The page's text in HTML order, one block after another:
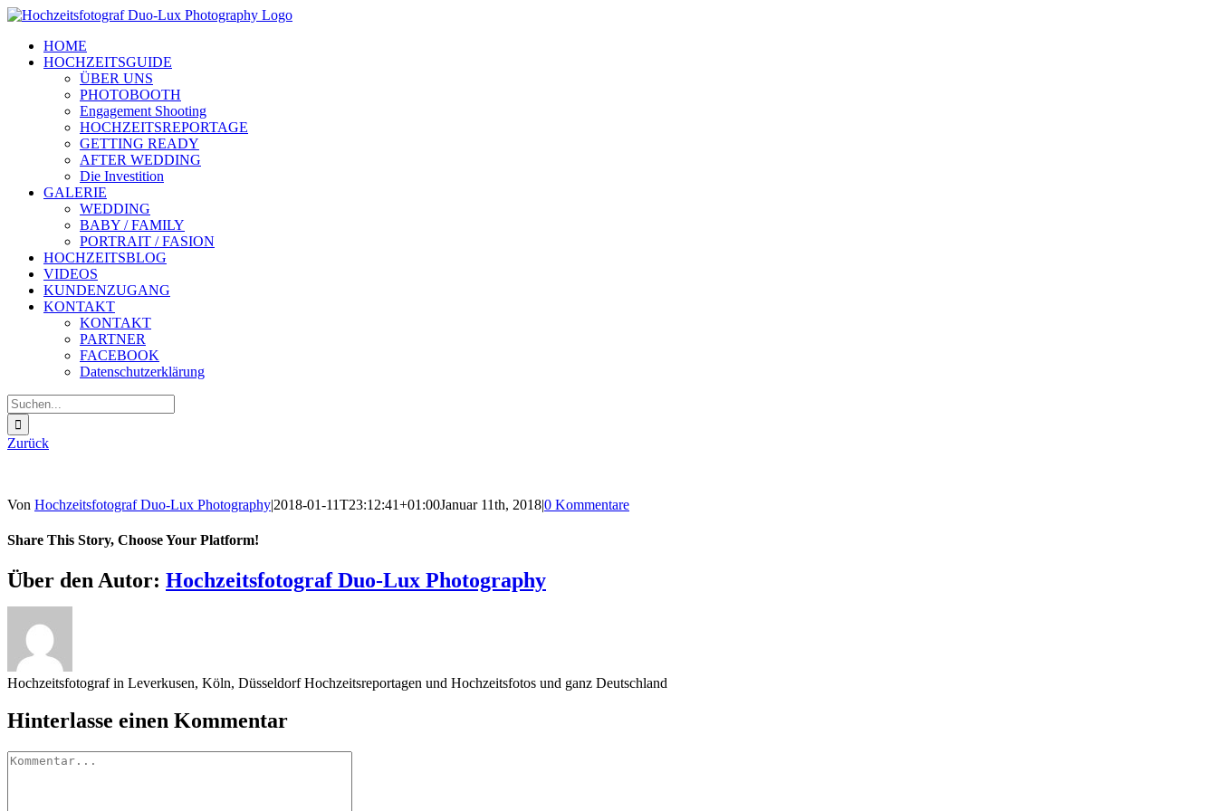
Zum
springenHOME
HOCHZEITSGUIDE
ÜBER UNS
PHOTOBOOTH
Engagement Shooting
HOCHZEITSREPORTAGE
GETTING READY
AFTER WEDDING
Die Investition
GALERIE
WEDDING
BABY / FAMILY
PORTRAIT / FASION
HOCHZEITSBLOG
VIDEOS
KUNDENZUGANG
KONTAKT
KONTAKT
PARTNER
FACEBOOK
Datenschutzerklärung
Suche
nach:
Zurück
Von Hochzeitsfotograf Duo-Lux Photography|2018-01-11T23:12:41+01:00Januar 11th, 2018|0 Kommentare
Share This Story, Choose Your Platform!
Sharing_facebook
Sharing_twitter
Sharing_reddit
Über den Autor: Hochzeitsfotograf Duo-Lux Photography
Hochzeitsfotograf in Leverkusen, Köln, Düsseldorf Hochzeitsreportagen und Hochzeitsfotos und ganz Deutschland
Hinterlasse einen Kommentar
Kommentar